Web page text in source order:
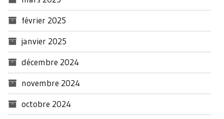
février 2025
janvier 2025
décembre 2024
novembre 2024
octobre 2024